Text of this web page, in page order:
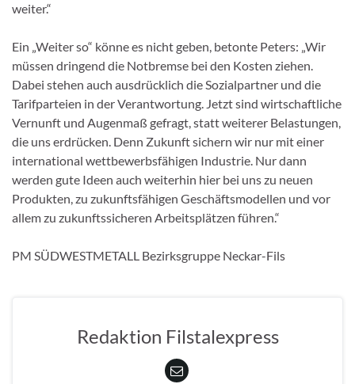
weiter.“
Ein „Weiter so“ könne es nicht geben, betonte Peters: „Wir
müssen dringend die Notbremse bei den Kosten ziehen.
Dabei stehen auch ausdrücklich die Sozialpartner und die
Tarifparteien in der Verantwortung. Jetzt sind wirtschaftliche
Vernunft und Augenmaß gefragt, statt weiterer Belastungen,
die uns erdrücken. Denn Zukunft sichern wir nur mit einer
international wettbewerbsfähigen Industrie. Nur dann
werden gute Ideen auch weiterhin hier bei uns zu neuen
Produkten, zu zukunftsfähigen Geschäftsmodellen und vor
allem zu zukunftssicheren Arbeitsplätzen führen.“
PM SÜDWESTMETALL Bezirksgruppe Neckar-Fils
Redaktion Filstalexpress